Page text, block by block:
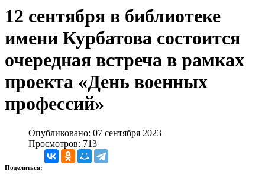
12 сентября в библиотеке
имени Курбатова состоится
очередная встреча в рамках
проекта «День военных
профессий»
Опубликовано: 07 сентября 2023
Просмотров: 713
Поделиться: